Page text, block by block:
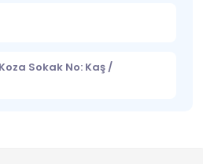
Sokak No: Kaş /